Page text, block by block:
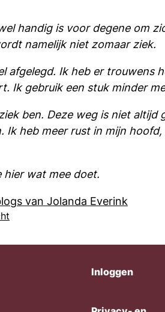
handig is voor degene om
namelijk niet zomaar ziek.
afgelegd. Ik heb er trouwens
Ik gebruik een stuk minder
ben. Deze weg is niet altijd
Ik heb meer rust in mijn
hier wat mee doet.
van Jolanda Everink
Inloggen